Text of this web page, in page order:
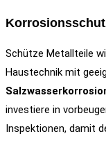
Schütze Metallteile
Haustechnik mit
investiere in
Inspektionen, damit